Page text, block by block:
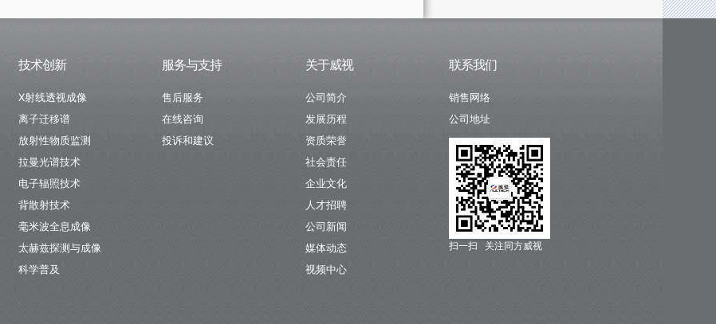
技术创新
X射线透视成像
离子迁移谱
放射性物质监测
拉曼光谱技术
电子辐照技术
背散射技术
毫米波全息成像
太赫兹探测与成像
科学普及
服务与支持
售后服务
在线咨询
投诉和建议
关于威视
公司简介
发展历程
资质荣誉
社会责任
企业文化
人才招聘
公司新闻
媒体动态
视频中心
联系我们
销售网络
公司地址
扫一扫 关注同方威视